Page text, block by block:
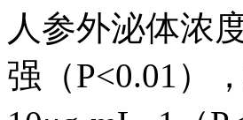
人参外泌体浓
强（P<0.01）